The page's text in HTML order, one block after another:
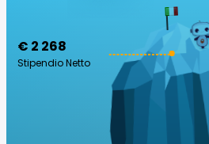
€ 2 268
Stipendio Netto